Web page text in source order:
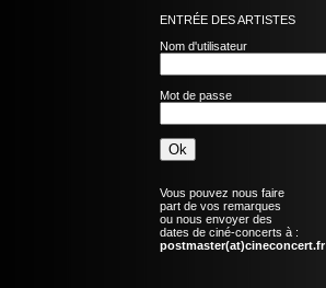
ENTRÉE DES ARTISTES
Nom d'utilisateur
Mot de passe
Vous pouvez nous faire
part de vos remarques
ou nous envoyer des
dates de ciné-concerts à :
postmaster(at)cineconcert.fr